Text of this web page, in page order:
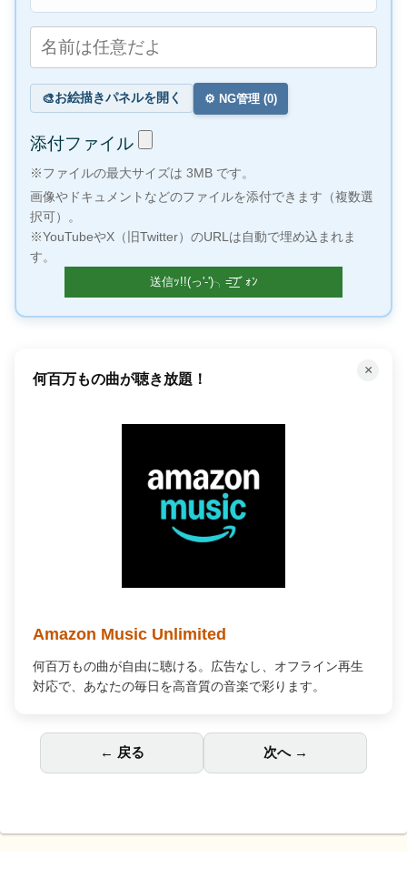
🎨お絵描きパネルを開く ⚙️ NG管理 (0)
添付ファイル
※ファイルの最大サイズは 3MB です。
画像やドキュメントなどのファイルを添付できます（複数選
択可）。
※YouTubeやX（旧Twitter）のURLは自動で埋め込まれま
す。
×
「聴く」読書で時間を有効活用
Audible オーディオブック
プロの朗読で「聴く」読書。通勤中や家事の合間が、あな
ただけの贅沢な読書時間に変わります。
← 戻る 次へ →